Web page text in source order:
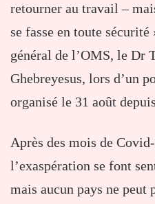
retourner au travail –
se fasse en toute
général de l’OMS, le Dr
Ghebreyesus, lors d’un
organisé le 31 août
Après des mois de
l’exaspération se font
mais aucun pays ne peut